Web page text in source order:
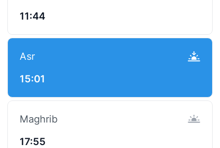
11:44
Asr
15:01
Maghrib
17:55